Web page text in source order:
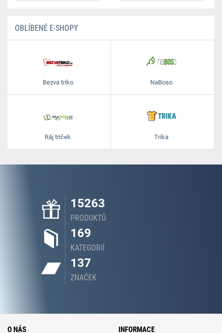
OBLÍBENÉ E-SHOPY
Bezva triko NaBoso
Ráj triček Trika
15263
PRODUKTŮ
169
KATEGORIÍ
137
ZNAČEK
O NÁS INFORMACE